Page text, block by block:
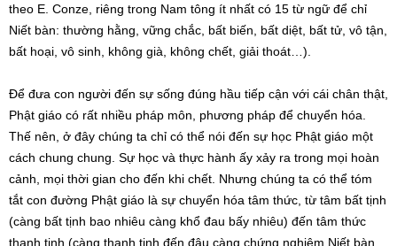
theo E. Conze, riêng trong Nam tông ít nhất có 15 từ ngữ để chỉ
Niết bàn: thường hằng, vững chắc, bất biến, bất diệt, bất tử, vô tận,
bất hoại, vô sinh, không già, không chết, giải thoát…).
Để đưa con người đến sự sống đúng hầu tiếp cận với cái chân thật,
Phật giáo có rất nhiều pháp môn, phương pháp để chuyển hóa.
Thế nên, ở đây chúng ta chỉ có thể nói đến sự học Phật giáo một
cách chung chung. Sự học và thực hành ấy xảy ra trong mọi hoàn
cảnh, mọi thời gian cho đến khi chết. Nhưng chúng ta có thể tóm
tắt con đường Phật giáo là sự chuyển hóa tâm thức, từ tâm bất tịnh
(càng bất tịnh bao nhiêu càng khổ đau bấy nhiêu) đến tâm thức
thanh tịnh (càng thanh tịnh đến đâu càng chứng nghiệm Niết bàn